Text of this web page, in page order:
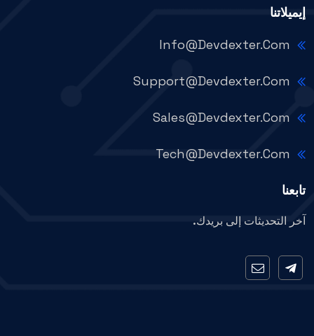
إيميلاتنا
Info@devdexter.com
Support@devdexter.com
Sales@devdexter.com
Tech@devdexter.com
تابعنا
آخر التحديثات إلى بريدك.